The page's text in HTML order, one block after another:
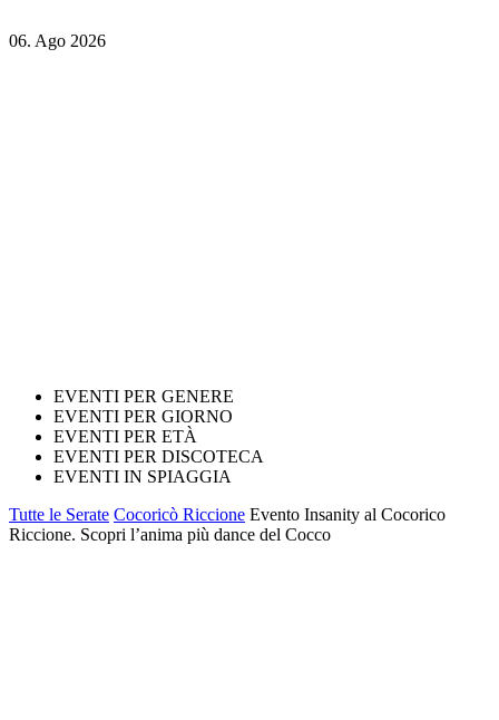
06. Ago 2026
EVENTI PER GENERE
EVENTI PER GIORNO
EVENTI PER ETÀ
EVENTI PER DISCOTECA
EVENTI IN SPIAGGIA
Tutte le Serate Cocoricò Riccione Evento Insanity al Cocorico
Riccione. Scopri l’anima più dance del Cocco